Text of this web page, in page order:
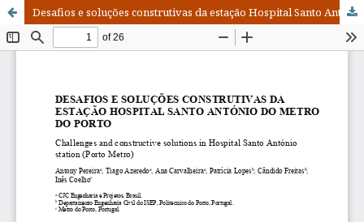
Desafios e soluções construtivas da estação Hospital Santo António do Metro do Porto